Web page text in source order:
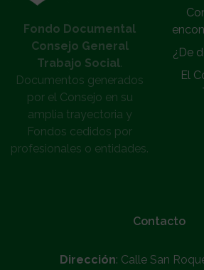
Fondo Documental
Consejo General
Trabajo Social.
Documentos generados
por el Consejo en su
amplia trayectoria y
Fondos cedidos por
profesionales o entidades.
¿De
El
Contacto
Dirección: Calle San